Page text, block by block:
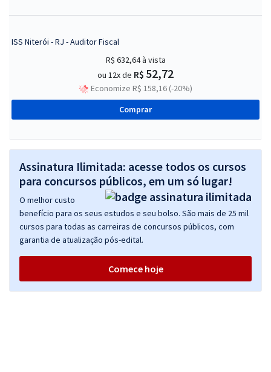
ISS Niterói - RJ - Auditor Fiscal
R$ 632,64à vista
ou 12x de R$ 52,72
Economize R$ 158,16 (-20%)
Comprar
Assinatura Ilimitada: acesse todos os cursos
para concursos públicos, em um só lugar!
O melhor custo
benefício para os seus estudos e seu bolso. São mais de 25 mil
cursos para todas as carreiras de concursos públicos, com
garantia de atualização pós-edital.
Comece hoje